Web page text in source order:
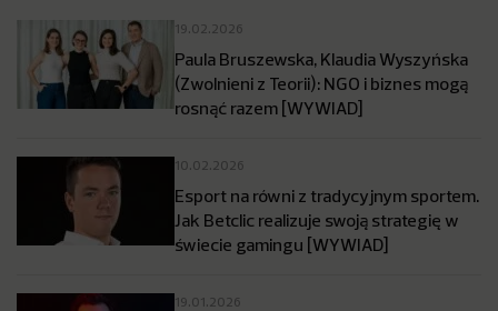
19.02.2026
Paula Bruszewska, Klaudia Wyszyńska
(Zwolnieni z Teorii): NGO i biznes mogą
rosnąć razem [WYWIAD]
10.02.2026
Esport na równi z tradycyjnym sportem.
Jak Betclic realizuje swoją strategię w
świecie gamingu [WYWIAD]
19.01.2026